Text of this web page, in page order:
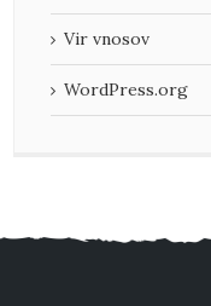
Vir vnosov
WordPress.org